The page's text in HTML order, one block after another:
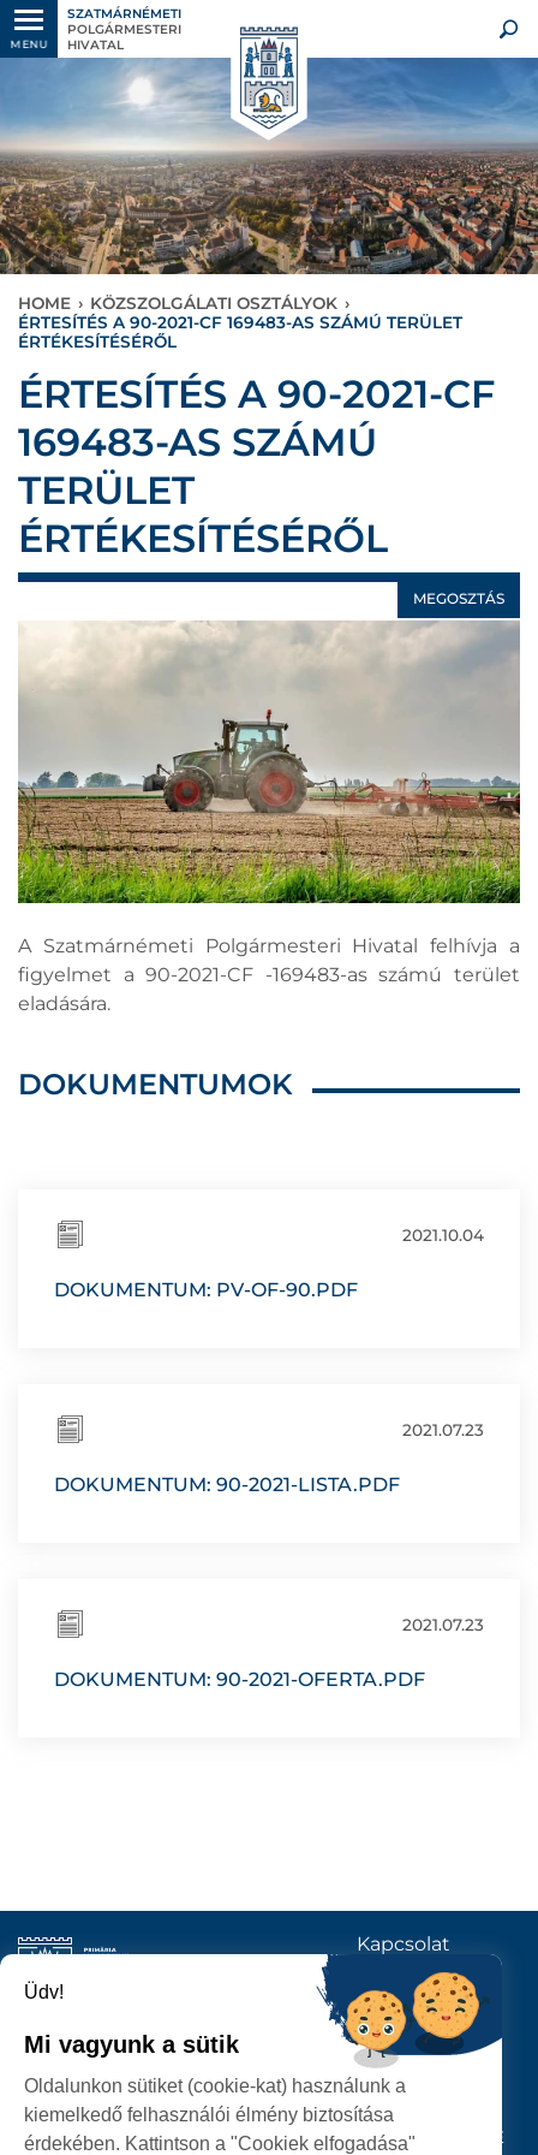
MENU
SZATMÁRNÉMETI
POLGÁRMESTERI
HIVATAL
HOME › KÖZSZOLGÁLATI OSZTÁLYOK ›
ÉRTESÍTÉS A 90-2021-CF 169483-AS SZÁMÚ TERÜLET
ÉRTÉKESÍTÉSÉRŐL
ÉRTESÍTÉS A 90-2021-CF
169483-AS SZÁMÚ
TERÜLET
ÉRTÉKESÍTÉSÉRŐL
MEGOSZTÁS
A Szatmárnémeti Polgármesteri Hivatal felhívja a
figyelmet a 90-2021-CF -169483-as számú terület
eladására.
DOKUMENTUMOK
2021.10.04
DOKUMENTUM: PV-OF-90.PDF
2021.07.23
DOKUMENTUM: 90-2021-LISTA.PDF
2021.07.23
DOKUMENTUM: 90-2021-OFERTA.PDF
SZATMÁRNÉMETI
POLGÁRMESTERI HIVATAL
P-ȚA 25 OCTOMBRIE, NR. 1 CORP M, 440026 SATU MARE
Kapcsolat
KÖVESSENEK
Üdv!
Mi vagyunk a sütik
Oldalunkon sütiket (cookie-kat) használunk a
kiemelkedő felhasználói élmény biztosítása
érdekében. Kattintson a "Cookiek elfogadása"